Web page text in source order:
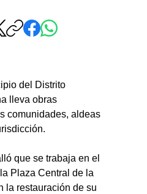
del Distrito
lleva obras
comunidades, aldeas
que se trabaja en el
Plaza Central de la
la restauración de su